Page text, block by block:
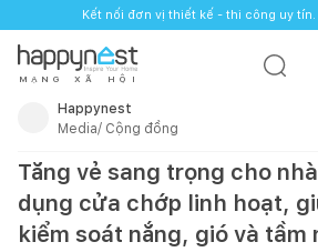
Kết nối đơn vị thiết kế - thi công uy tín.
M Ạ N G X Ã H Ộ I
Happynest
Media/ Cộng đồng
Tăng vẻ sang trọng cho
dụng cửa chớp linh hoạt,
kiểm soát nắng, gió và tầm